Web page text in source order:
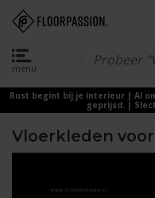
menu
Rust begint bij je interieur | Al
geprijsd. |
Vloerkleden